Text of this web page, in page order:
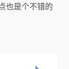
也是个不错的